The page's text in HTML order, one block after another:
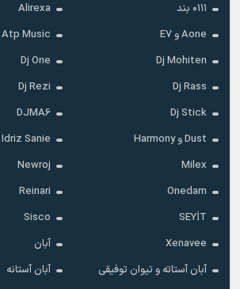
۰۱۱۱ بند
Alirexa
Aone و E7
Atp Music
Dj Mohiten
Dj One
Dj Rass
Dj Rezi
Dj Stick
DJMA6
Dust و Harmony
Idriz Sanie
Milex
Newroj
Onedam
Reinari
SEYİT
Sisco
Xenavee
آبان
آبان آستاته و تیوان توفیقی
آبان آستانه